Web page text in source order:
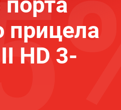
прицела
HD 3-